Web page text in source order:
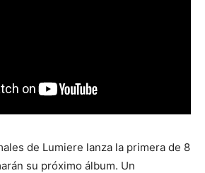
de Lumiere lanza la primera de 8
su próximo álbum. Un